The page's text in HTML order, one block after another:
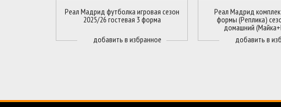
Реал Мадрид футболка игровая сезон
2025/26 гостевая 3 форма
Реал Мадрид
формы (Реплика)
домашний